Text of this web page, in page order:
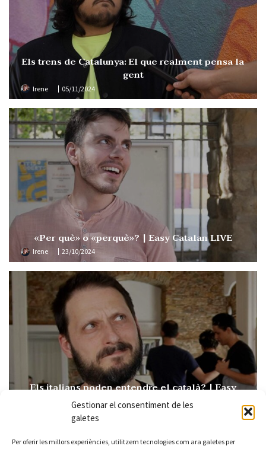
Gestionar el consentiment de les
galetes
Per oferir les millors experiències, utilitzem tecnologies com ara galetes per
Els trens de Catalunya: El que realment pensa la
gent
Irene 05/11/2024
«Per què» o «perquè»? | Easy Catalan LIVE
Irene 23/10/2024
Els italians poden entendre el català? | Easy
Catalan 109
15/10/2024